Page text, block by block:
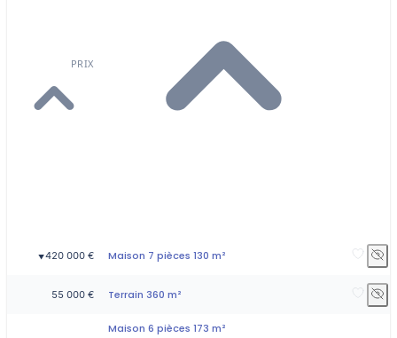
PRIX
▼420 000 € Maison 7 pièces 130 m²
55 000 € Terrain 360 m²
Maison 6 pièces 173 m²